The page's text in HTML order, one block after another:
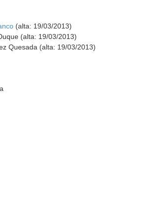
(alta: 19/03/2013)
(alta: 19/03/2013)
Quesada (alta: 19/03/2013)